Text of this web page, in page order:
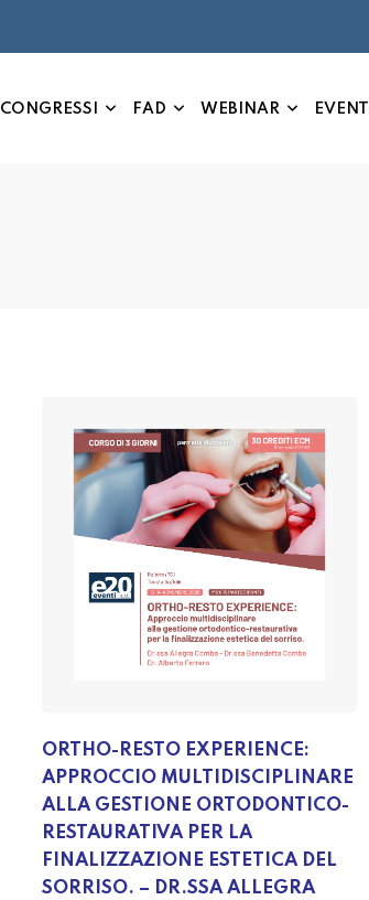
CONGRESSI FAD WEBINAR EVENTI
ORTHO-RESTO EXPERIENCE:
APPROCCIO MULTIDISCIPLINARE
ALLA GESTIONE ORTODONTICO-
RESTAURATIVA PER LA
FINALIZZAZIONE ESTETICA DEL
SORRISO. – DR.SSA ALLEGRA